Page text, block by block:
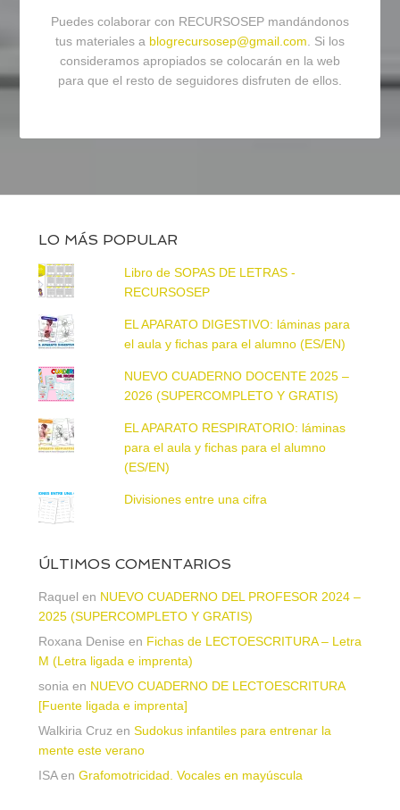
Puedes colaborar con RECURSOSEP mandándonos
tus materiales a blogrecursosep@gmail.com. Si los
consideramos apropiados se colocarán en la web
para que el resto de seguidores disfruten de ellos.
LO MÁS POPULAR
Libro de SOPAS DE LETRAS -
RECURSOSEP
EL APARATO DIGESTIVO: láminas para
el aula y fichas para el alumno (ES/EN)
NUEVO CUADERNO DOCENTE 2025 –
2026 (SUPERCOMPLETO Y GRATIS)
EL APARATO RESPIRATORIO: láminas
para el aula y fichas para el alumno
(ES/EN)
Divisiones entre una cifra
ÚLTIMOS COMENTARIOS
Raquel en NUEVO CUADERNO DEL PROFESOR 2024 –
2025 (SUPERCOMPLETO Y GRATIS)
Roxana Denise en Fichas de LECTOESCRITURA – Letra
M (Letra ligada e imprenta)
sonia en NUEVO CUADERNO DE LECTOESCRITURA
[Fuente ligada e imprenta]
Walkiria Cruz en Sudokus infantiles para entrenar la
mente este verano
ISAen Grafomotricidad. Vocales en mayúscula